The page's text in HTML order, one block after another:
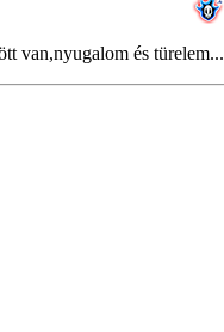
van,nyugalom és